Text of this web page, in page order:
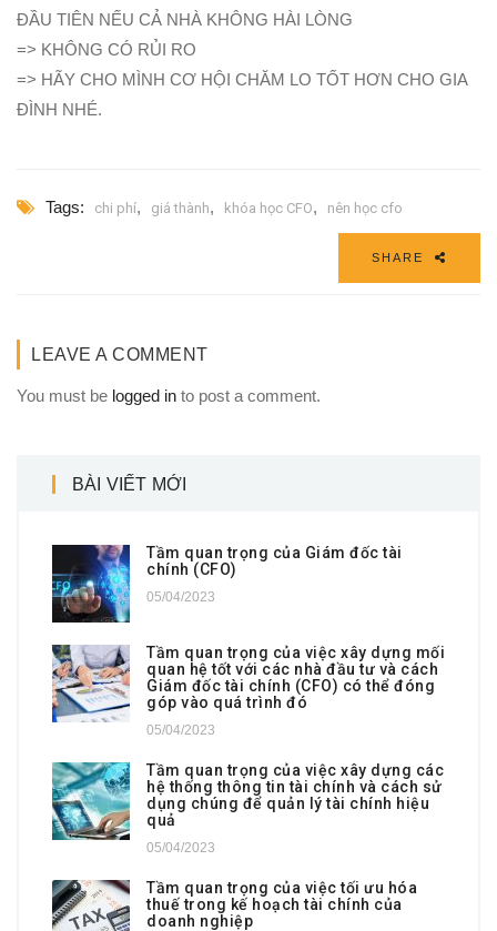
ĐẦU TIÊN NẾU CẢ NHÀ KHÔNG HÀI LÒNG
=> KHÔNG CÓ RỦI RO
=> HÃY CHO MÌNH CƠ HỘI CHĂM LO TỐT HƠN CHO GIA
ĐÌNH NHÉ.
Tags: chi phí, giá thành, khóa học CFO, nên học cfo
SHARE
LEAVE A COMMENT
You must be logged in to post a comment.
BÀI VIẾT MỚI
Tầm quan trọng của Giám đốc tài
chính (CFO)
05/04/2023
Tầm quan trọng của việc xây dựng mối
quan hệ tốt với các nhà đầu tư và cách
Giám đốc tài chính (CFO) có thể đóng
góp vào quá trình đó
05/04/2023
Tầm quan trọng của việc xây dựng các
hệ thống thông tin tài chính và cách sử
dụng chúng để quản lý tài chính hiệu
quả
05/04/2023
Tầm quan trọng của việc tối ưu hóa
thuế trong kế hoạch tài chính của
doanh nghiệp